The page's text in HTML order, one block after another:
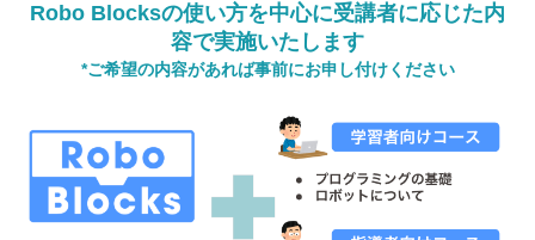
Robo Blocksの使い方を中心に受講者に応じた内
容で実施いたします
*ご希望の内容があれば事前にお申し付けください